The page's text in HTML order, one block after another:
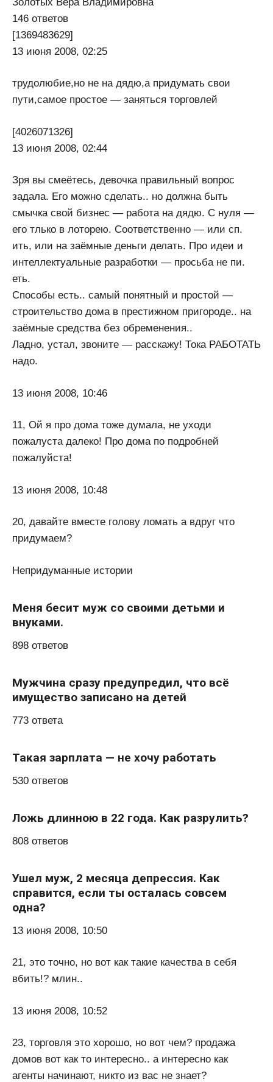
146 ответов
[1369483629]
13 июня 2008, 02:25
трудолюбие,но не на дядю,а придумать свои
пути,самое простое — заняться торговлей
[4026071326]
13 июня 2008, 02:44
Зря вы смеётесь, девочка правильный вопрос
задала. Его можно сделать.. но должна быть
смычка свой бизнес — работа на дядю. С нуля —
его тлько в лоторею. Соответственно — или сп.
ить, или на заёмные деньги делать. Про идеи и
интеллектуальные разработки — просьба не пи.
еть.
Способы есть.. самый понятный и простой —
строительство дома в престижном пригороде.. на
заёмные средства без обременения..
Ладно, устал, звоните — расскажу! Тока РАБОТАТЬ
надо.
13 июня 2008, 10:46
11, Ой я про дома тоже думала, не уходи
пожалуста далеко! Про дома по подробней
пожалуйста!
13 июня 2008, 10:48
20, давайте вместе голову ломать а вдруг что
придумаем?
Непридуманные истории
Меня бесит муж со своими детьми и
внуками.
898 ответов
Мужчина сразу предупредил, что всё
имущество записано на детей
773 ответа
Такая зарплата — не хочу работать
530 ответов
Ложь длинною в 22 года. Как разрулить?
808 ответов
Ушел муж, 2 месяца депрессия. Как
справится, если ты осталась совсем
одна?
13 июня 2008, 10:50
21, это точно, но вот как такие качества в себя
вбить!? млин..
13 июня 2008, 10:52
23, торговля это хорошо, но вот чем? продажа
домов вот как то интересно.. а интересно как
агенты начинают, никто из вас не знает?